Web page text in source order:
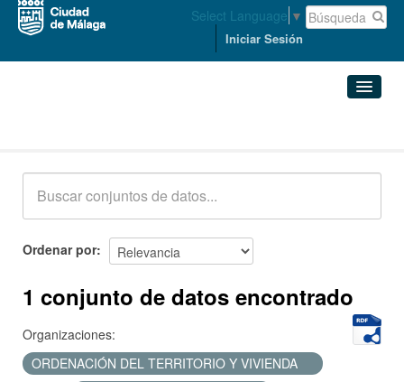
Select Language ▼
Iniciar Sesión
Acerca de
Ordenar por
1 conjunto de datos encontrado
Organizaciones:
ORDENACIÓN DEL TERRITORIO Y VIVIENDA